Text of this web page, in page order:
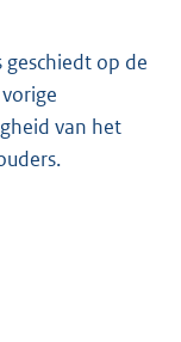
op de
van het